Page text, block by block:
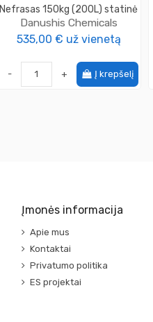
Nefrasas 150kg (200L) statinė
Danushis Chemicals
535,00 € už vienetą
- + Į krepšelį
Įmonės informacija
Apie mus
Kontaktai
Privatumo politika
ES projektai